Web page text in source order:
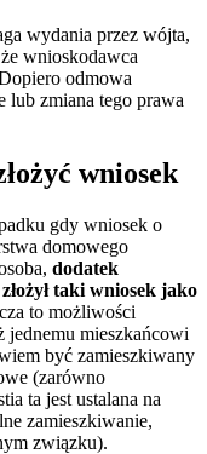
wydania przez wójta,
wnioskodawca
odmowa
lub zmiana tego prawa
wniosek
gdy wniosek o
domowego
dodatek
taki wniosek jako
to możliwości
jednemu mieszkańcowi
być zamieszkiwany
(zarówno
ta jest ustalana na
zamieszkiwanie,
związku).